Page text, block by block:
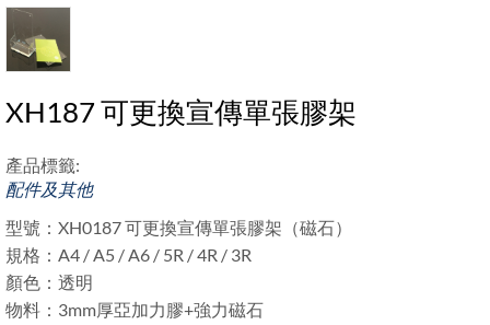
XH187 可更換宣傳單張膠架
產品標籤:
配件及其他
型號：XH0187 可更換宣傳單張膠架（磁石）
規格：A4 / A5 / A6 / 5R / 4R / 3R
顏色：透明
物料：3mm厚亞加力膠+強力磁石